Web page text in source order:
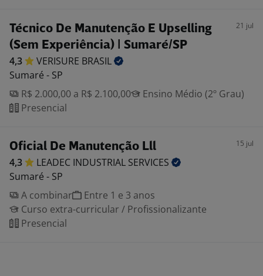
Técnico De Manutenção E Upselling
(Sem Experiência) | Sumaré/SP
21 jul
4,3 VERISURE BRASIL
Sumaré - SP
R$ 2.000,00 a R$ 2.100,00
Ensino Médio (2º Grau)
Presencial
Oficial De Manutenção Lll 15 jul
4,3 LEADEC INDUSTRIAL SERVICES
Sumaré - SP
A combinar
Entre 1 e 3 anos
Curso extra-curricular / Profissionalizante
Presencial